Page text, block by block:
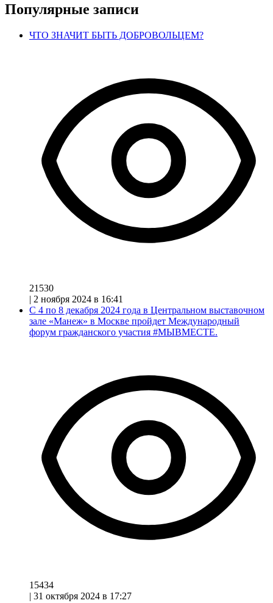
Популярные записи
ЧТО ЗНАЧИТ БЫТЬ ДОБРОВОЛЬЦЕМ?
21530
| 2 ноября 2024 в 16:41
С 4 по 8 декабря 2024 года в Центральном выставочном
зале «Манеж» в Москве пройдет Международный
форум гражданского участия #МЫВМЕСТЕ.
15434
| 31 октября 2024 в 17:27